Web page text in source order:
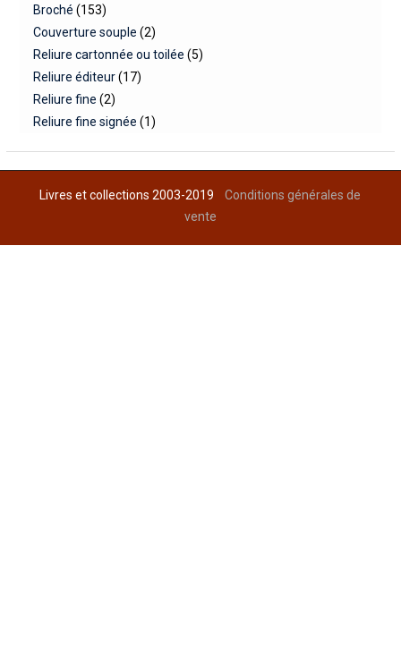
Broché (153)
Couverture souple (2)
Reliure cartonnée ou toilée (5)
Reliure éditeur (17)
Reliure fine (2)
Reliure fine signée (1)
Livres et collections 2003-2019Conditions générales de
vente